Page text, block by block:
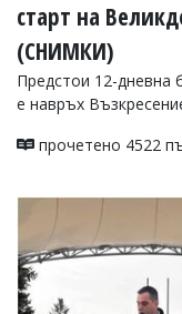
старт на
(СНИМКИ)
Предстои 12-дневна
е навръх
прочетено 4522